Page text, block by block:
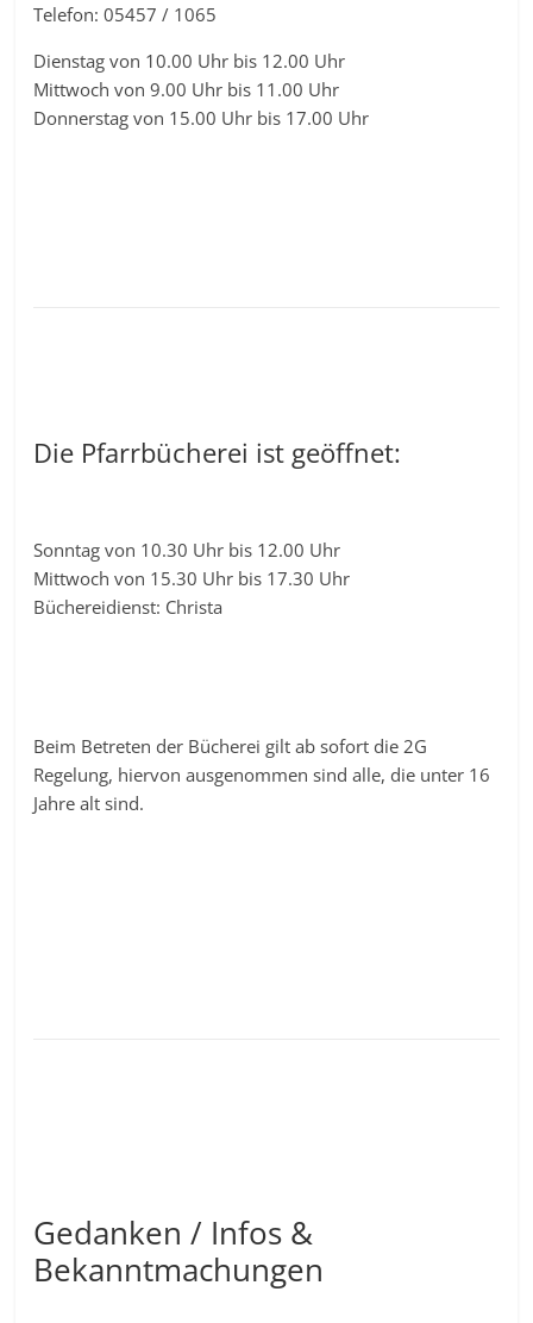
Telefon: 05457 / 1065
Dienstag von 10.00 Uhr bis 12.00 Uhr
Mittwoch von 9.00 Uhr bis 11.00 Uhr
Donnerstag von 15.00 Uhr bis 17.00 Uhr
Die Pfarrbücherei ist geöffnet:
Sonntag von 10.30 Uhr bis 12.00 Uhr
Mittwoch von 15.30 Uhr bis 17.30 Uhr
Büchereidienst: Christa
Beim Betreten der Bücherei gilt ab sofort die 2G
Regelung, hiervon ausgenommen sind alle, die unter 16
Jahre alt sind.
Gedanken / Infos &
Bekanntmachungen